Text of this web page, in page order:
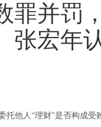
罪并罚
张宏年
托他人“理财”是否构成受